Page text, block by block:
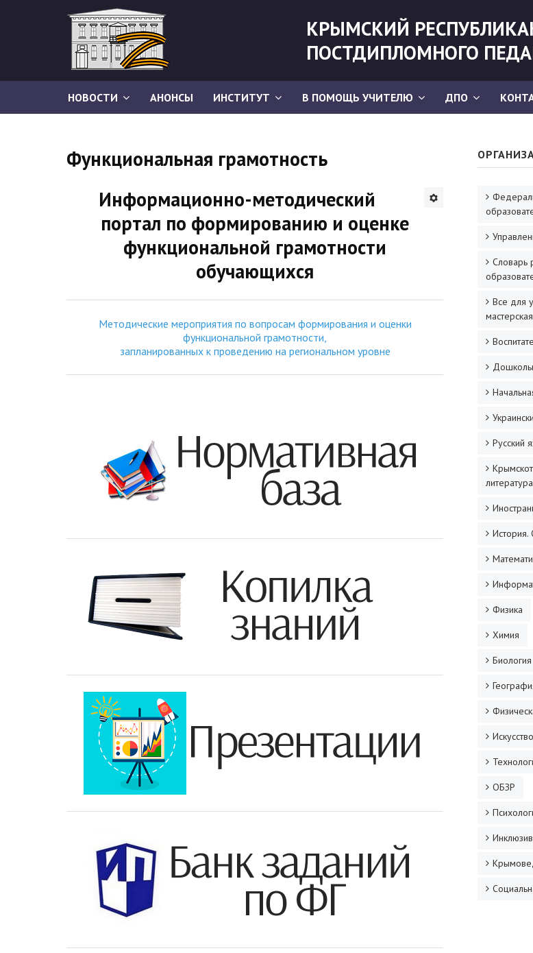
КРЫМСКИЙ
ПОСТДИПЛОМНОГО
НОВОСТИ АНОНСЫ ИНСТИТУТ В ПОМОЩЬ УЧИТЕЛЮ ДПО
Функциональная грамотность
Информационно-методический
портал по формированию и оценке
функциональной грамотности
обучающихся
Методические мероприятия по вопросам формирования и оценки
функциональной грамотности,
запланированных к проведению на региональном уровне
Словарь
Все для
мастерская
Русский
литература
История.
Физика
Химия
Биология
ОБЗР